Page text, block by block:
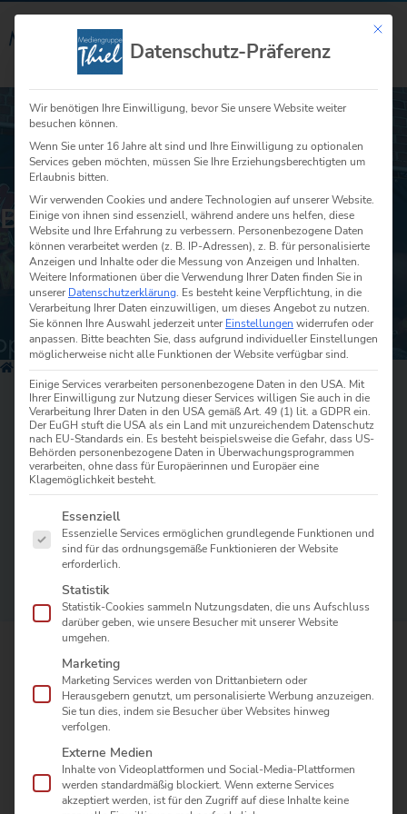
Menü
BANNER & FAHNEN
Home
Werbetechnik»Banner & Fahnen
Banner in Ludwigsfelde bringen Ihre Botschaft groß raus
– für Events, Aktionen, Firmengelände undFassadenin
Berlin-Brandenburg. ObWerbebanneraus PVC, Mesh
oder Textil, Beachflags,Hissfahnenoder passende
Flaggen/Fahnen samt Konfektion (Ösen, Hohlsaum,
prüfen IhreDruckdaten
übernehmen die sichere Montage – auch in großen
Höhen; jetzt unverbindlich anfragen.
Nicht übersehen werden
Banner,BeachflagsundHissfahnenmachen
Aktionen auf Distanz sofort erkennbar.
Mit
Datenschutz-Präferenz
Wir benötigen Ihre Einwilligung, bevor Sie unsere Website weiter
besuchen können.
Wenn Sie unter 16 Jahre alt sind und Ihre Einwilligung zu optionalen
Services geben möchten, müssen Sie Ihre Erziehungsberechtigten um
Erlaubnis bitten.
Wir verwenden Cookies und andere Technologien auf unserer Website.
Einige von ihnen sind essenziell, während andere uns helfen, diese
Website und Ihre Erfahrung zu verbessern. Personenbezogene Daten
können verarbeitet werden (z. B. IP-Adressen), z. B. für personalisierte
Anzeigen und Inhalte oder die Messung von Anzeigen und Inhalten.
Weitere Informationen über die Verwendung Ihrer Daten finden Sie in
unserer Datenschutzerklärung. Es besteht keine Verpflichtung, in die
Verarbeitung Ihrer Daten einzuwilligen, um dieses Angebot zu nutzen.
Sie können Ihre Auswahl jederzeit unter Einstellungen widerrufen oder
anpassen. Bitte beachten Sie, dass aufgrund individueller Einstellungen
möglicherweise nicht alle Funktionen der Website verfügbar sind.
Einige Services verarbeiten personenbezogene Daten in den USA. Mit
Ihrer Einwilligung zur Nutzung dieser Services willigen Sie auch in die
Verarbeitung Ihrer Daten in den USA gemäß Art. 49 (1) lit. a GDPR ein.
Der EuGH stuft die USA als ein Land mit unzureichendem Datenschutz
nach EU-Standards ein. Es besteht beispielsweise die Gefahr, dass US-
Behörden personenbezogene Daten in Überwachungsprogrammen
verarbeiten, ohne dass für Europäerinnen und Europäer eine
Klagemöglichkeit besteht.
Es folgt eine Liste der Service-Gruppen, für die eine Einwilligung
Essenziell
Essenzielle Services ermöglichen grundlegende Funktionen und
sind für das ordnungsgemäße Funktionieren der Website
erforderlich.
Statistik
Statistik-Cookies sammeln Nutzungsdaten, die uns Aufschluss
darüber geben, wie unsere Besucher mit unserer Website
umgehen.
Marketing
Marketing Services werden von Drittanbietern oder
Herausgebern genutzt, um personalisierte Werbung anzuzeigen.
Sie tun dies, indem sie Besucher über Websites hinweg
verfolgen.
Externe Medien
Inhalte von Videoplattformen und Social-Media-Plattformen
werden standardmäßig blockiert. Wenn externe Services
akzeptiert werden, ist für den Zugriff auf diese Inhalte keine